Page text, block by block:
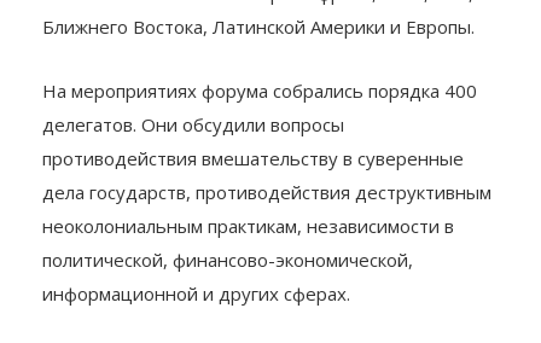
Ближнего Востока, Латинской Америки и Европы.
На мероприятиях форума собрались порядка 400
делегатов. Они обсудили вопросы
противодействия вмешательству в суверенные
дела государств, противодействия деструктивным
неоколониальным практикам, независимости в
политической, финансово-экономической,
информационной и других сферах.